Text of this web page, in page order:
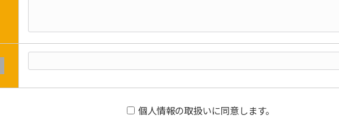
個人情報の取扱いに同意します。